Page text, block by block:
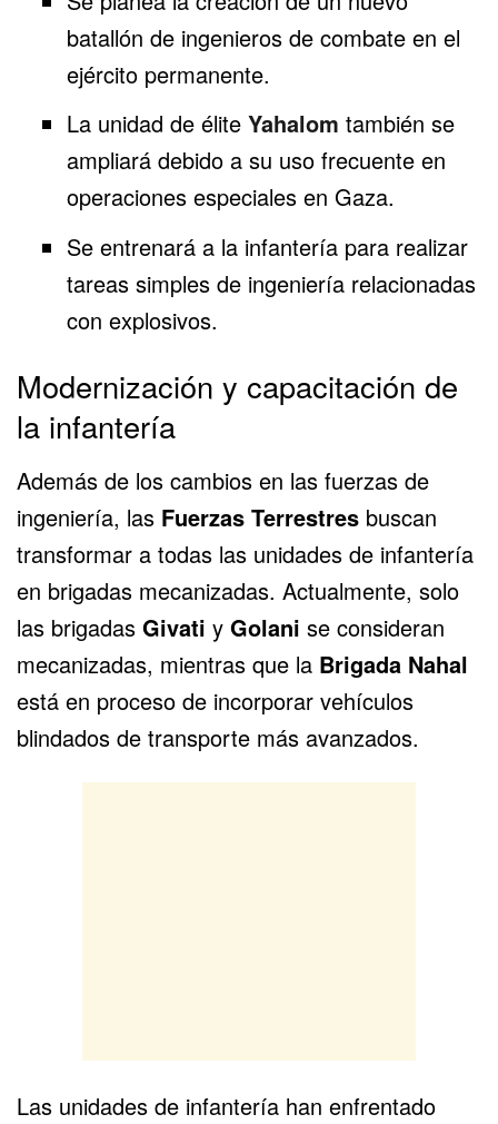
batallón de ingenieros de combate en el
ejército permanente.
La unidad de élite Yahalom también se
ampliará debido a su uso frecuente en
operaciones especiales en Gaza.
Se entrenará a la infantería para realizar
tareas simples de ingeniería relacionadas
con explosivos.
Modernización y capacitación de
la infantería
Además de los cambios en las fuerzas de
ingeniería, las Fuerzas Terrestres buscan
transformar a todas las unidades de infantería
en brigadas mecanizadas. Actualmente, solo
las brigadas Givati y Golani se consideran
mecanizadas, mientras que la Brigada Nahal
está en proceso de incorporar vehículos
blindados de transporte más avanzados.
Las unidades de infantería han enfrentado